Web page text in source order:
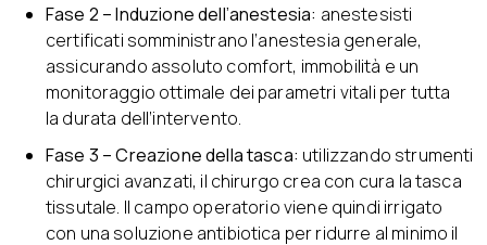
Fase 2 – Induzione dell’anestesia: anestesisti
certificati somministrano l’anestesia generale,
assicurando assoluto comfort, immobilità e un
monitoraggio ottimale dei parametri vitali per tutta
la durata dell’intervento.
Fase 3 – Creazione della tasca: utilizzando strumenti
chirurgici avanzati, il chirurgo crea con cura la tasca
tissutale. Il campo operatorio viene quindi irrigato
con una soluzione antibiotica per ridurre al minimo il